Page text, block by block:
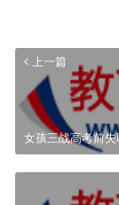
上一篇
女孩三战高考前